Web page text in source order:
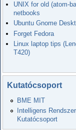
UNIX for old (atom-
netbooks
Ubuntu Gnome
Forget Fedora
Linux laptop tips
T420)
Kutatócsoport
BME MIT
Intelligens
Kutatócsoport